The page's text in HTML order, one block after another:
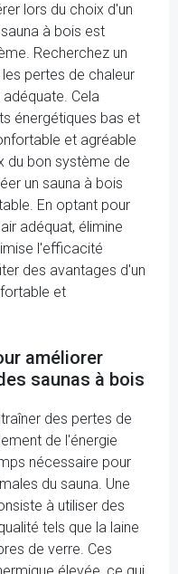
lors du choix d'un
à bois est
Recherchez un
pertes de chaleur
Cela
énergétiques bas et
et agréable
du bon système de
un sauna à bois
En optant pour
adéquat, élimine
l'efficacité
des avantages d'un
et
améliorer
saunas à bois
des pertes de
de l'énergie
nécessaire pour
du sauna. Une
à utiliser des
tels que la laine
de verre. Ces